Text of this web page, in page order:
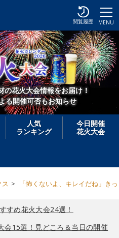
MENU
閲覧履歴
花火大会情報をお届け！
る開催可否もお知らせ
人気
ランキング
今日開催
花火大会
ス 「怖くないよ、キレイだね」き
すめ花火大会24選！
会15選！見どころ＆当日の開催